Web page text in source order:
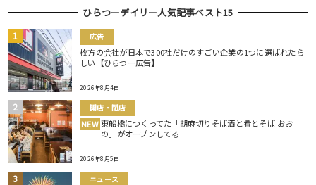
ひらつーデイリー人気記事ベスト15
広告
枚方の会社が日本で300社だけのすごい企業の1つに選ばれたら
しい【ひらつー広告】
2026年8月4日
開店・閉店
NEW 東船橋につくってた「胡麻切りそば酒と肴とそば おお
の」がオープンしてる
2026年8月5日
ニュース